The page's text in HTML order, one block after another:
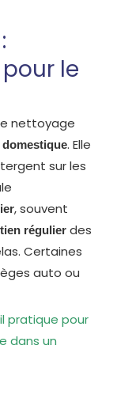
le
nettoyage
domestique. Elle
sur les
, souvent
régulier des
Certaines
auto ou
pratique pour
dans un